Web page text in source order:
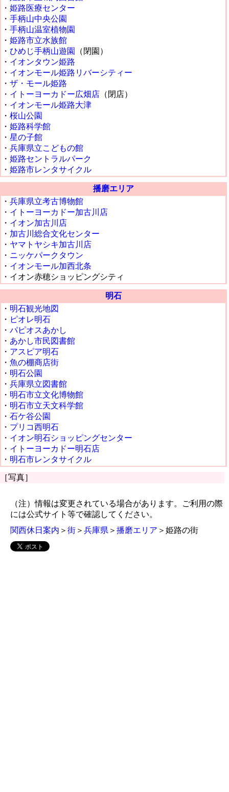
・ 姫路医療センター
・ 手柄山中央公園
・ 手柄山温室植物園
・ 姫路市立水族館
・ ひめじ手柄山遊園
（閉園）
・ イオンタウン姫路
・ イオンモール姫路リバーシティー
・ ザ・モール姫路
・ イトーヨーカドー広畑店 （閉店）
・ イオンモール姫路大津
・ 桜山公園
・ 姫路科学館
・ 星の子館
・ 兵庫県立こどもの館
・ 姫路セントラルパーク
・ 姫路市レンタサイクル
播磨エリア
・ 兵庫県立考古博物館
・ イトーヨーカドー加古川店
・ イオン加古川店
・ 加古川総合文化センター
・ ヤマトヤシキ加古川店
・ ニッケパークタウン
・ イオンモール加西北条
・イオン赤穂ショッピングシティ
明石
・ 明石観光地図
・ ピオレ明石
・ パピオスあかし
・ あかし市民図書館
・ アスピア明石
・ 魚の棚商店街
・ 明石公園
・ 兵庫県立図書館
・ 明石市立文化博物館
・ 明石市立天文科学館
・ 石ケ谷公園
・ プリコ西明石
・ イオン明石ショッピングセンター
・ イトーヨーカドー明石店
・ 明石市レンタサイクル
［写真］
（注）情報は変更されている場合があります。ご利用の際
には公式サイト等で確認してください。
関西休日案内 ＞ 街 ＞ 兵庫県 ＞ 播磨エリア ＞姫路の街